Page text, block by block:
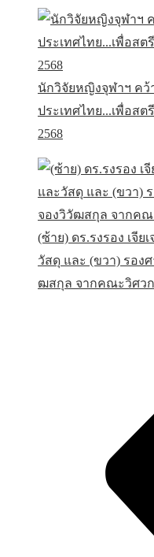
นักวิจัยหญิงจุฬาฯ คว้
ประเทศไทย...เพื่อสต
2568
(ซ้าย) ดร.รงรอง เจี
วัสดุ และ (ขวา) รอง
ฒสกุล จากคณะวิศว